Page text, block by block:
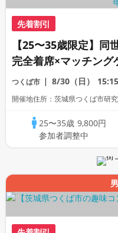
先着割引
【25〜35歳限定】
完全着席×マッチング
グコン
つくば市 8/30（日）
開催地住所：茨城県つくば市研
25〜35歳 9,800円
参加者調整中